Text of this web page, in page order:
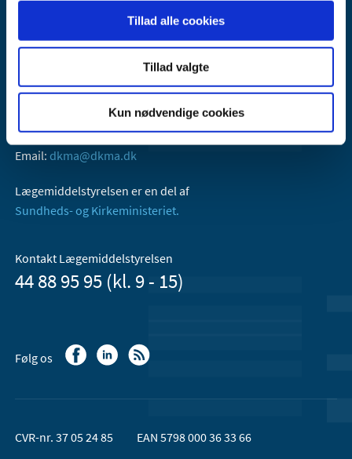
Tillad alle cookies
Tillad valgte
Kun nødvendige cookies
Lægemiddelstyrelsen
Axel Heides Gade 1
2300 København S
Email: dkma@dkma.dk
Lægemiddelstyrelsen er en del af
Sundheds- og Kirkeministeriet.
Kontakt Lægemiddelstyrelsen
44 88 95 95 (kl. 9 - 15)
Følg os
CVR-nr. 37 05 24 85 EAN 5798 000 36 33 66